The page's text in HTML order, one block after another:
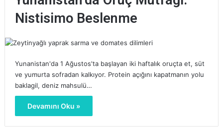
Nistisimo Beslenme
Yunanistan'da 1 Ağustos'ta başlayan iki haftalık oruçta et, süt
ve yumurta sofradan kalkıyor. Protein açığını kapatmanın yolu
baklagil, deniz mahsulü…
Devamını Oku »